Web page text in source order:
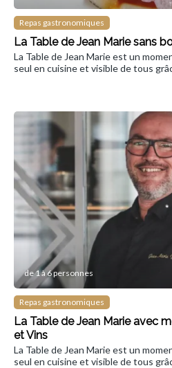
Repas gastronomiques
La Table de Jean Marie sans
La Table de Jean Marie est un
seul en cuisine et visible de tous
de 1 à 6 personnes
Repas gastronomiques
La Table de Jean Marie avec
et Vins
La Table de Jean Marie est un
seul en cuisine et visible de tous